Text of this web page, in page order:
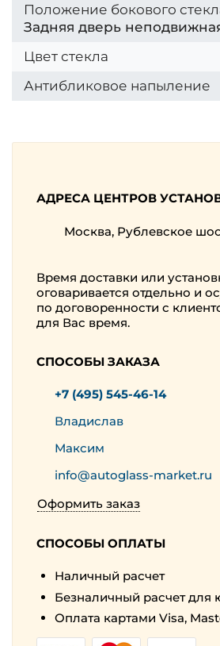
Положение бокового
Задняя дверь
Цвет стекла
Антибликовое напыление
АДРЕСА ЦЕНТРОВ
Москва, Рублевское
Время доставки или
оговаривается отдельно и
по договоренности с
для Вас время.
СПОСОБЫ ЗАКАЗА
+7 (495) 545-46-14
Владислав
Максим
info@autoglass-market.ru
Оформить заказ
СПОСОБЫ ОПЛАТЫ
Наличный расчет
Безналичный расчет для
Оплата картами Visa,